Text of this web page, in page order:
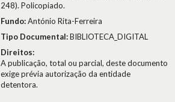
248). Policopiado.
Fundo:António Rita-Ferreira
Tipo Documental:BIBLIOTECA_DIGITAL
Direitos:
A publicação, total ou parcial, deste documento
exige prévia autorização da entidade
detentora.